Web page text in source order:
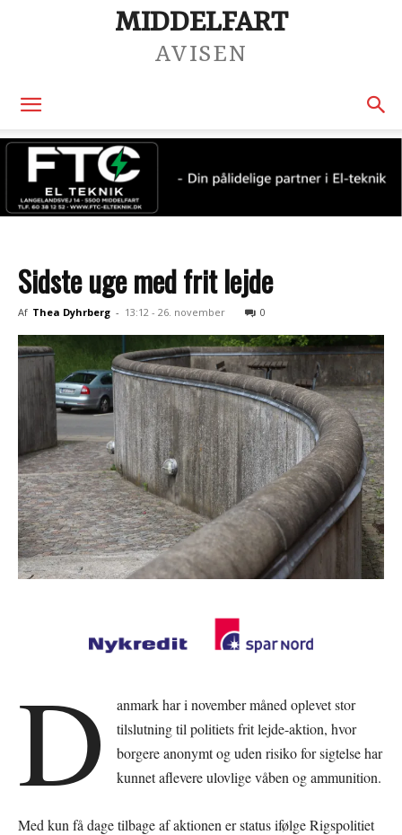
MIDDELFART
AVISEN
Sidste uge med frit lejde
Af Thea Dyhrberg - 13:12 - 26. november 0
D
anmark har i november måned oplevet stor
tilslutning til politiets frit lejde-aktion, hvor
borgere anonymt og uden risiko for sigtelse har
kunnet aflevere ulovlige våben og ammunition.
Med kun få dage tilbage af aktionen er status ifølge Rigspolitiet